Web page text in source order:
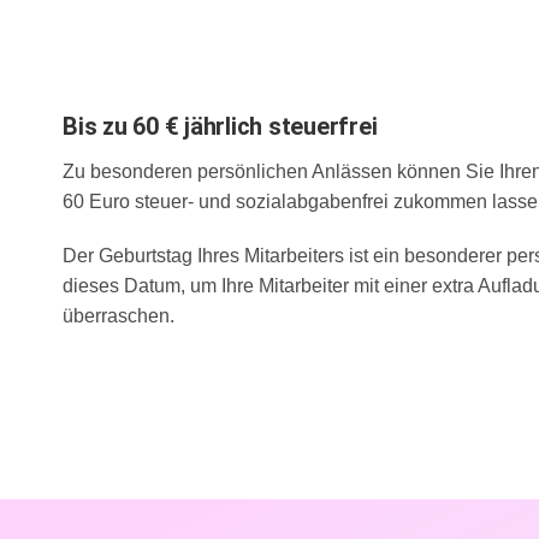
Bis zu 60 € jährlich steuerfrei
Zu besonderen persönlichen Anlässen können Sie
60 Euro steuer- und sozialabgabenfrei zukommen
Der Geburtstag Ihres Mitarbeiters ist ein besonderer
dieses Datum, um Ihre Mitarbeiter mit einer extra
überraschen.